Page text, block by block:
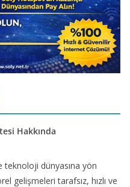
Hakkında
teknoloji dünyasına yön
gelişmeleri tarafsız, hızlı ve